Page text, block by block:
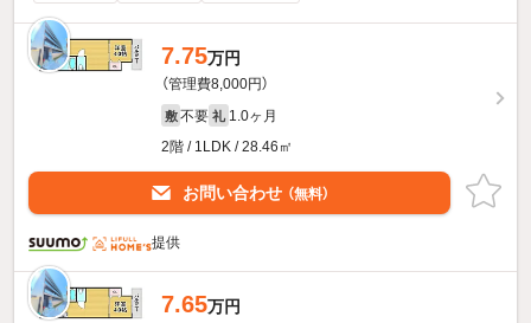
7.75万円
（管理費8,000円）
敷 不要 礼 1.0ヶ月
2階 / 1LDK / 28.46㎡
お問い合わせ （無料）
提供
7.65万円